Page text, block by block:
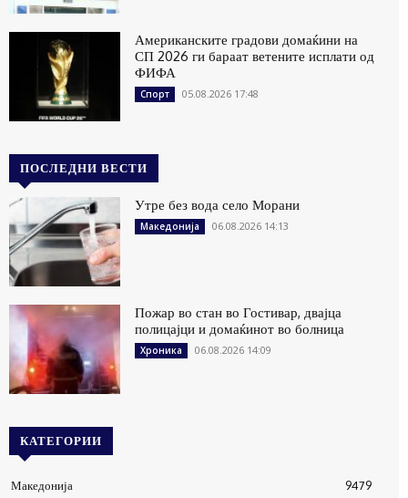
Американските градови домаќини на
СП 2026 ги бараат ветените исплати од
ФИФА
Спорт 05.08.2026 17:48
ПОСЛЕДНИ ВЕСТИ
Утре без вода село Морани
Македонија 06.08.2026 14:13
Пожар во стан во Гостивар, двајца
полицајци и домаќинот во болница
Хроника 06.08.2026 14:09
КАТЕГОРИИ
Македонија
9479